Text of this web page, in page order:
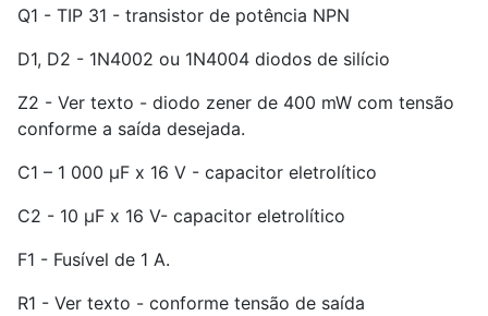
Q1 - TIP 31 - transistor de potência NPN
D1, D2 - 1N4002 ou 1N4004 diodos de silício
Z2 - Ver texto - diodo zener de 400 mW com tensão
conforme a saída desejada.
C1 – 1 000 µF x 16 V - capacitor eletrolítico
C2 - 10 µF x 16 V- capacitor eletrolítico
F1 - Fusível de 1 A.
R1 - Ver texto - conforme tensão de saída